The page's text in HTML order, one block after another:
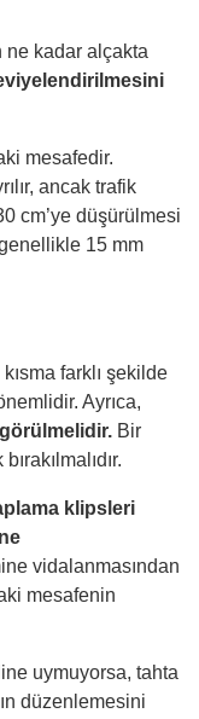
ne kadar alçakta
mesafedir.
ancak trafik
cm’ye düşürülmesi
15 mm
farklı şekilde
Ayrıca,
Bir
klipsleri
vidalanmasından
mesafenin
uymuyorsa, tahta
düzenlemesini